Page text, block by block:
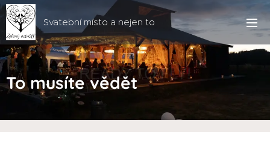
Svatební místo a nejen to
To musíte vědět